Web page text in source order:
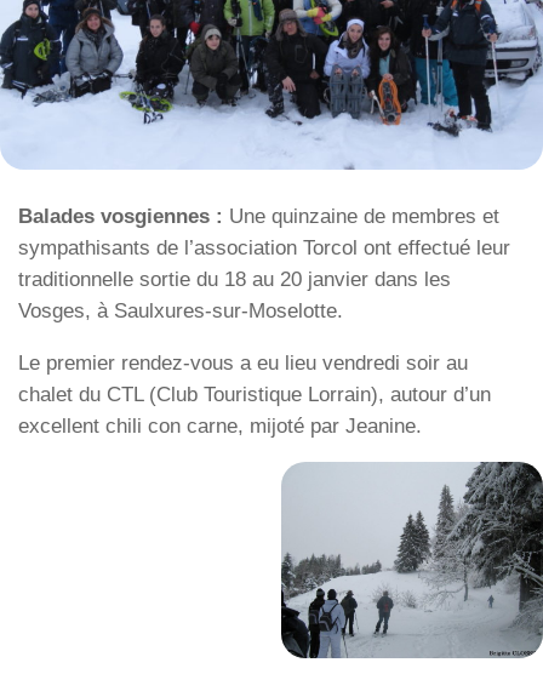
Balades vosgiennes : Une quinzaine de membres et
sympathisants de l’association Torcol ont effectué leur
traditionnelle sortie du 18 au 20 janvier dans les
Vosges, à Saulxures-sur-Moselotte.
Le premier rendez-vous a eu lieu vendredi soir au
chalet du CTL (Club Touristique Lorrain), autour d’un
excellent chili con carne, mijoté par Jeanine.